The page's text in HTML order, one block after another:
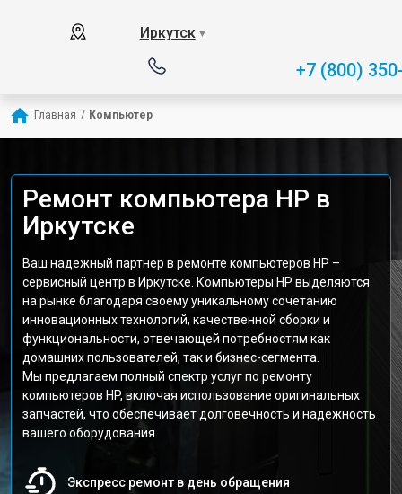
Иркутск ▼
+7 (800)
Главная / Компьютер
Ремонт компьютера HP в
Иркутске
Ваш надежный партнер в ремонте компьютеров HP –
сервисный центр в Иркутске. Компьютеры HP выделяются
на рынке благодаря своему уникальному сочетанию
инновационных технологий, качественной сборки и
функциональности, отвечающей потребностям как
домашних пользователей, так и бизнес-сегмента.
Мы предлагаем полный спектр услуг по ремонту
компьютеров HP, включая использование оригинальных
запчастей, что обеспечивает долговечность и надежность
вашего оборудования.
Экспресс ремонт в день обращения